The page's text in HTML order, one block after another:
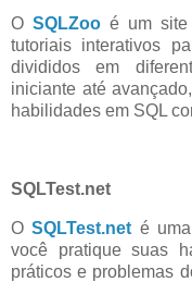
O SQLZoo é um site
tutoriais interativos
divididos em
iniciante até
habilidades em SQL
SQLTest.net
OSQLTest.net é
você pratique suas
práticos e problemas